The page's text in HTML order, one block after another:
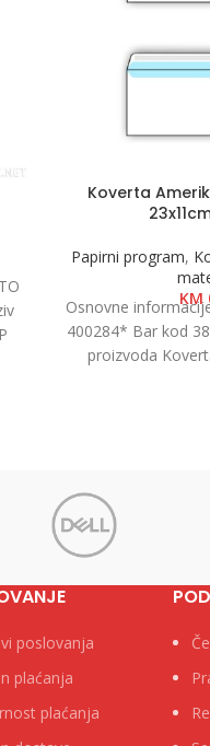
Koverta
Papirni program,
KM
Osnovne
400284* Bar kod
proizvoda
poslovanja
plaćanja
plaćanja